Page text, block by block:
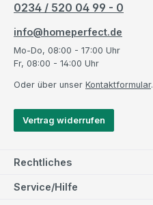
0234 / 520 04 99 - 0
info@homeperfect.de
Mo-Do, 08:00 - 17:00 Uhr
Fr, 08:00 - 14:00 Uhr
Oder über unser Kontaktformular.
Vertrag widerrufen
Rechtliches
Service/Hilfe